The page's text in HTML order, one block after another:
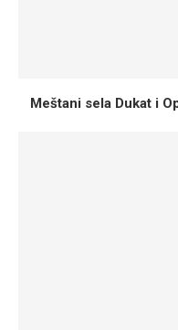
Meštani sela Dukat i